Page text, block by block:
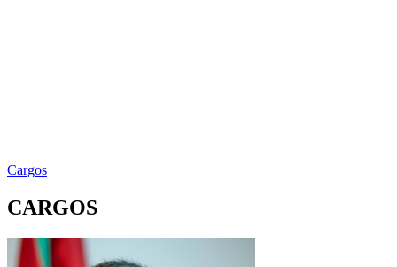
Cargos
CARGOS